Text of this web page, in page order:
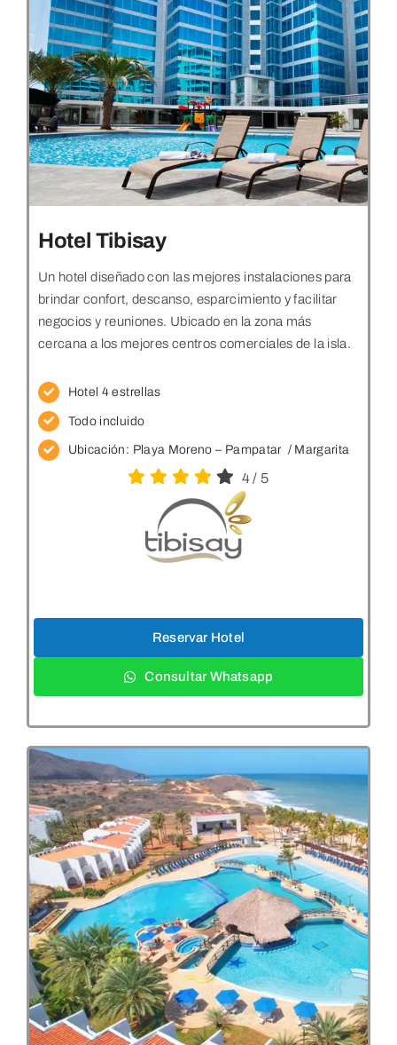
Hotel Tibisay
Un hotel diseñado con las mejores instalaciones para
brindar confort, descanso, esparcimiento y facilitar
negocios y reuniones. Ubicado en la zona más
cercana a los mejores centros comerciales de la isla.
Hotel 4 estrellas
Todo incluido
Ubicación: Playa Moreno – Pampatar / Margarita
4/ 5
Reservar Hotel
Consultar Whatsapp